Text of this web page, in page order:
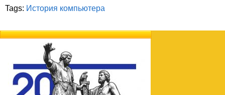
Tags: История компьютера